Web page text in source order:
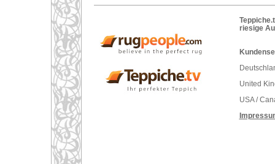
riesige
United
USA /